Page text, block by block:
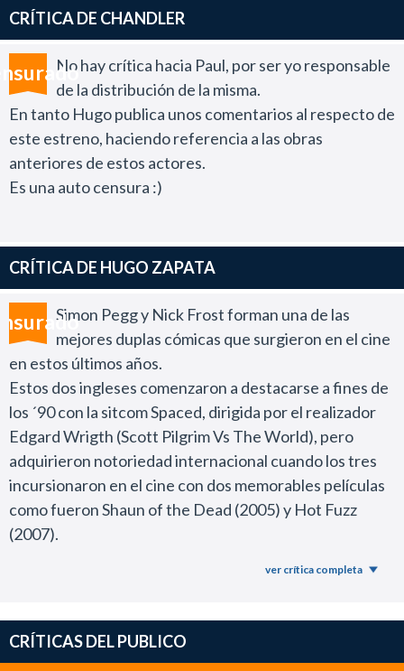
CRÍTICA DE CHANDLER
No hay crítica hacia Paul, por ser yo responsable
de la distribución de la misma.
En tanto Hugo publica unos comentarios al respecto de
este estreno, haciendo referencia a las obras
anteriores de estos actores.
Es una auto censura :)
CRÍTICA DE HUGO ZAPATA
Simon Pegg y Nick Frost forman una de las
mejores duplas cómicas que surgieron en el cine
en estos últimos años.
Estos dos ingleses comenzaron a destacarse a fines de
los ´90 con la sitcom Spaced, dirigida por el realizador
Edgard Wrigth (Scott Pilgrim Vs The World), pero
adquirieron notoriedad internacional cuando los tres
incursionaron en el cine con dos memorables películas
como fueron Shaun of the Dead (2005) y Hot Fuzz
(2007).
nuestro país Simon Pegg y Nick Frost no sean figuras
ver crítica completa
CRÍTICAS DEL PUBLICO